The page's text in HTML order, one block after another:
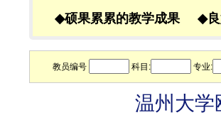
◆硕果累累的教学成果 ◆
教员编号 科目: 专业:
温州大学